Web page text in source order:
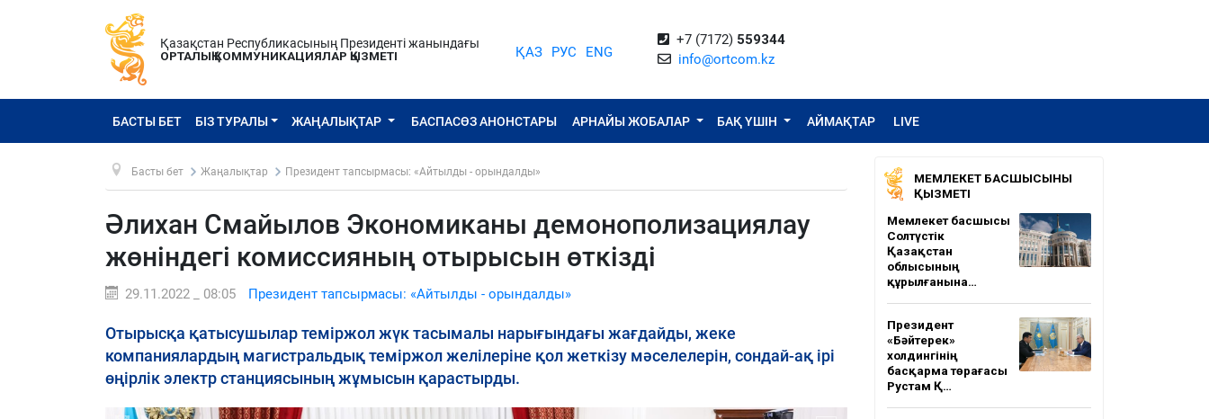
Қазақстан Республикасының Президенті жанындағы
ОРТАЛЫҚ КОММУНИКАЦИЯЛАР ҚЫЗМЕТІ
ҚАЗ РУС ENG
+7 (7172) 559344
info@ortcom.kz
БАСТЫ БЕТ БІЗ ТУРАЛЫ ЖАҢАЛЫҚТАР БАСПАСӨЗ АНОНСТАРЫ АРНАЙЫ ЖОБАЛАР БАҚ ҮШІН АЙМАҚТАР LIVE
Басты бет Жаңалықтар Президент тапсырмасы: «Айтылды - орындалды»
Әлихан Смайылов Экономиканы демонополизациялау
жөніндегі комиссияның отырысын өткізді
29.11.2022 _ 08:05 Президент тапсырмасы: «Айтылды - орындалды»
Отырысқа қатысушылар теміржол жүк тасымалы нарығындағы жағдайды, жеке
компаниялардың магистральдық теміржол желілеріне қол жеткізу мәселелерін, сондай-ақ ірі
өңірлік электр станциясының жұмысын қарастырды.
МЕМЛЕКЕТ БАСШЫСЫНЫҢ
ҚЫЗМЕТІ
Мемлекет басшысы
Солтүстік
Қазақстан
облысының
құрылғанына…
Президент
«Бәйтерек»
холдингінің
басқарма төрағасы
Рустам Қ…